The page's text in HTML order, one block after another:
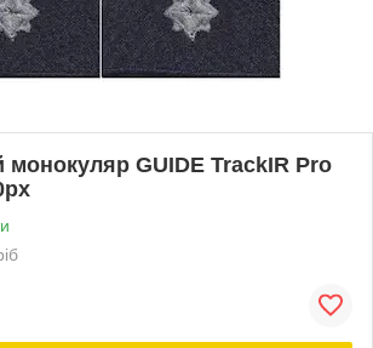
монокуляр GUIDE TrackIR Pro